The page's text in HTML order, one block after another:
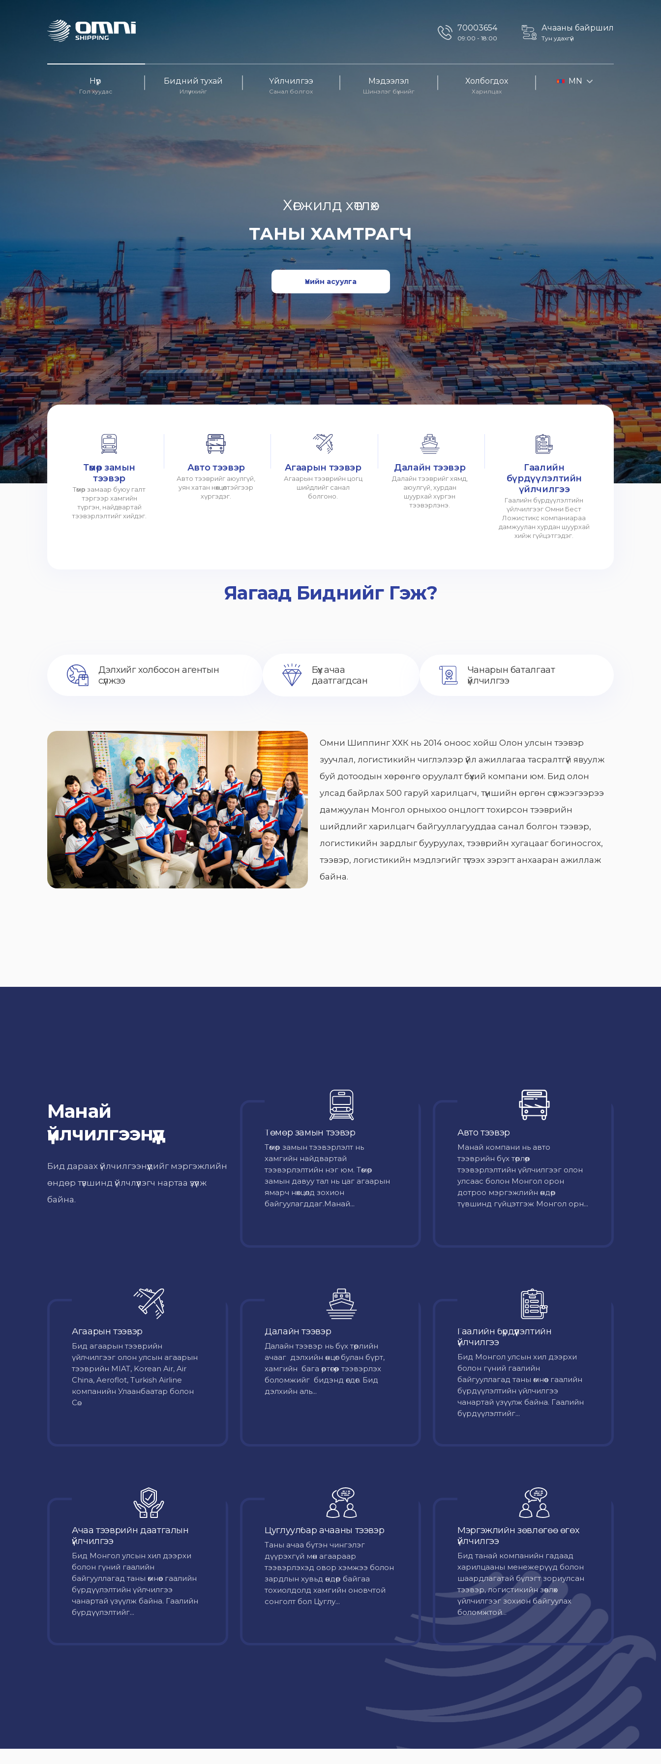
70003654
09:00 - 18:00
Ачааны байршил
Тун удахгүй
Нүүр
Гол хуудас
Бидний тухай
Илүү ихийг
Үйлчилгээ
Санал болгох
Мэдээлэл
Шинэлэг бүхнийг
Холбогдох
Харилцах
MN
Хөгжилд хөтлөх
ТАНЫ ХАМТРАГЧ
Үнийн асуулга
Төмөр замын
тээвэр
Төмөр замаар буюу галт
тэргээр хамгийн
түргэн, найдвартай
тээвэрлэлтийг хийдэг.
Авто тээвэр
Авто тээврийг аюулгүй,
уян хатан нөхцөлтэйгээр
хүргэдэг.
Агаарын тээвэр
Агаарын тээврийн цогц
шийдлийг санал
болгоно.
Далайн тээвэр
Далайн тээврийг хямд,
аюулгүй, хурдан
шуурхай хүргэн
тээвэрлэнэ.
Гаалийн
бүрдүүлэлтийн
үйлчилгээ
Гаалийн бүрдүүлэлтийн
үйлчилгээг Омни Бест
Ложистикс компаниараа
дамжуулан хурдан шуурхай
хийж гүйцэтгэдэг.
Яагаад Биднийг Гэж?
Дэлхийг холбосон агентын
сүлжээ
Бүх ачаа
даатгагдсан
Чанарын баталгаат
үйлчилгээ
Омни Шиппинг ХХК нь 2014 оноос хойш Олон улсын тээвэр
зуучлал, логистикийн чиглэлээр үйл ажиллагаа тасралтгүй явуулж
буй дотоодын хөрөнгө оруулалт бүхий компани юм. Бид олон
улсад байрлах 500 гаруй харилцагч, түншийн өргөн сүлжээгээрээ
дамжуулан Монгол орныхоо онцлогт тохирсон тээврийн
шийдлийг харилцагч байгууллагууддаа санал болгон тээвэр,
логистикийн зардлыг бууруулах, тээврийн хугацааг богиносгох,
тээвэр, логистикийн мэдлэгийг түгээх зэрэгт анхааран ажиллаж
байна.
Манай
үйлчилгээнүүд
Бид дараах үйлчилгээнүүдийг мэргэжлийн
өндөр түвшинд үйлчлүүлэгч нартаа үзүүлж
байна.
Төмөр замын тээвэр
Төмөр замын тээвэрлэлт нь
хамгийн найдвартай
тээвэрлэлтийн нэг юм. Төмөр
замын давуу тал нь цаг агаарын
ямарч нөхцөлд зохион
байгуулагддаг.Манай...
Авто тээвэр
Mанай компани нь авто
тээврийн бүх төрлөөр
тээвэрлэлтийн үйлчилгээг олон
улсаас болон Монгол орон
дотроо мэргэжлийн өндөр
түвшинд гүйцэтгэж Монгол орн...
Агаарын тээвэр
Бид агаарын тээврийн
үйлчилгээг олон улсын агаарын
тээврийн MIAT, Korean Air, Air
China, Aeroflot, Turkish Airline
компанийн Улаанбаатар болон
Сө...
Далайн тээвэр
Далайн тээвэр нь бүх төрлийн
ачааг дэлхийн өнцөг булан бүрт,
хамгийн бага өртөгөөр тээвэрлэх
боломжийг бидэнд өгдөг. Бид
дэлхийн аль...
Гаалийн бүрдүүлэлтийн
үйлчилгээ
Бид Монгол улсын хил дээрхи
болон гүний гаалийн
байгууллагад таны өмнөөс гаалийн
бүрдүүлэлтийн үйлчилгээ
чанартай үзүүлж байна. Гаалийн
бүрдүүлэлтийг...
Ачаа тээврийн даатгалын
үйлчилгээ
Бид Монгол улсын хил дээрхи
болон гүний гаалийн
байгууллагад таны өмнөөс гаалийн
бүрдүүлэлтийн үйлчилгээ
чанартай үзүүлж байна. Гаалийн
бүрдүүлэлтийг...
Цуглуулбар ачааны тээвэр
Таны ачаа бүтэн чингэлэг
дүүрэхгүй мөн агаараар
тээвэрлэхэд овор хэмжээ болон
зардлын хувьд өндөр байгаа
тохиолдолд хамгийн оновчтой
сонголт бол Цуглу...
Мэргэжлийн зөвлөгөө өгөх
үйлчилгээ
Бид танай компанийн гадаад
харилцааны менежерүүд болон
шаардлагатай бүлэгт зориулсан
тээвэр, логистикийн зөвлөх
үйлчилгээг зохион байгуулах
боломжтой...